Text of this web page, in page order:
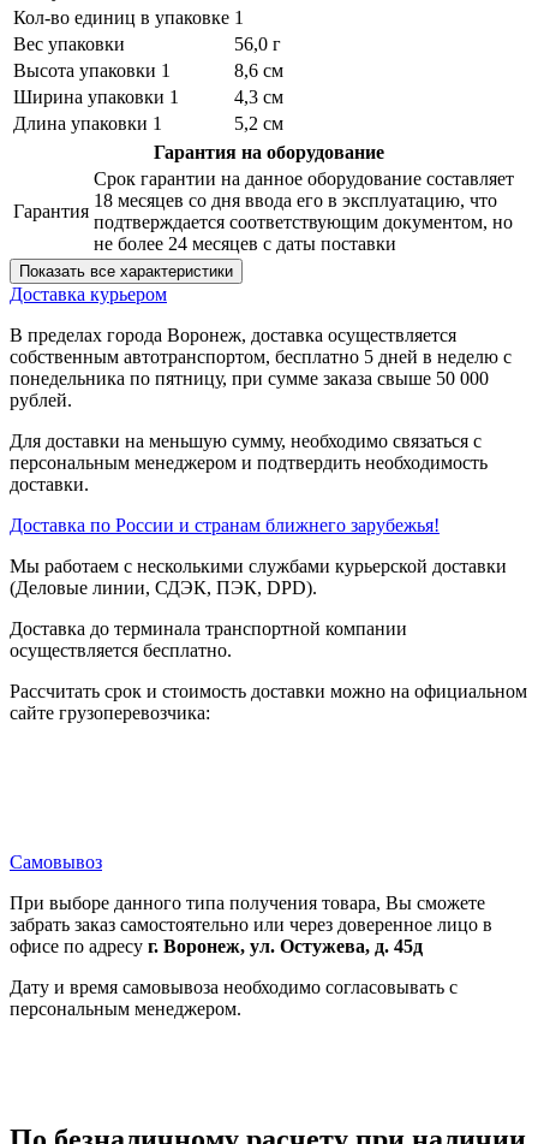
Кол-во единиц в упаковке 1
Вес упаковки
56,0 г
Высота упаковки 1
8,6 см
Ширина упаковки 1
4,3 см
Длина упаковки 1
5,2 см
Гарантия на оборудование
Гарантия
Срок гарантии на данное оборудование составляет
18 месяцев со дня ввода его в эксплуатацию, что
подтверждается соответствующим документом, но
не более 24 месяцев с даты поставки
Показать все характеристики
Доставка курьером
В пределах города Воронеж, доставка осуществляется
собственным автотранспортом, бесплатно 5 дней в неделю с
понедельника по пятницу, при сумме заказа свыше 50 000
рублей.
Для доставки на меньшую сумму, необходимо связаться с
персональным менеджером и подтвердить необходимость
доставки.
Доставка по России и странам ближнего зарубежья!
Мы работаем с несколькими службами курьерской доставки
(Деловые линии, СДЭК, ПЭК, DPD).
Доставка до терминала транспортной компании
осуществляется бесплатно.
Рассчитать срок и стоимость доставки можно на официальном
сайте грузоперевозчика:
Самовывоз
При выборе данного типа получения товара, Вы сможете
забрать заказ самостоятельно или через доверенное лицо в
офисе по адресу г. Воронеж, ул. Остужева, д. 45д
Дату и время самовывоза необходимо согласовывать с
персональным менеджером.